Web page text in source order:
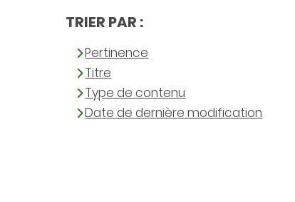
TRIER PAR :
Pertinence
Titre
Type de contenu
Date de dernière modification